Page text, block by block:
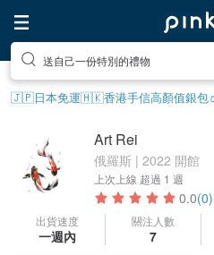
享受療癒的放鬆生活
🇯🇵日本免運🇭🇰香港手信高顏值銀包
Art Rei
俄羅斯 | 2022 開館
上次上線 超過 1 週
0.0(0)
出貨速度
一週內
關注人數
7